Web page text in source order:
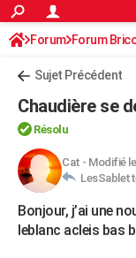
ACTUALITÉS
Politique
Société
Faits Divers
Education
Monde
Villes
+
Programme TV
TNTStreaming
Cinéma
Sorties cinéma
Musique
+FINANCE
Retraite
Impôts
Epargne
Immobilier
Risques naturels par
Banque
Assurance
Crédit
AUTO
Essais
Réserver un essai
Citadines
Berlines
SUV
Forum auto
Mobiles
Meilleur smartphone
Internet
Ordinateurs
Jeux vidéo
Guide high-tech
+BRICOLAGE
Forum Forum
Chauffe-eau
Sujet Précédent
Chaudière se
Résolu
Cat - Modifié le
Bonjour, j’ai une
leblanc acleis bas